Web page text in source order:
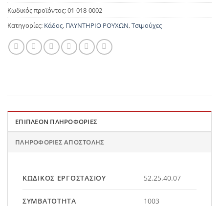
Κωδικός προϊόντος:01-018-0002
Κατηγορίες: Κάδος, ΠΛΥΝΤΗΡΙΟ ΡΟΥΧΩΝ,Τσιμούχες
ΕΠΙΠΛΈΟΝ ΠΛΗΡΟΦΟΡΊΕΣ
ΠΛΗΡΟΦΟΡΊΕΣ ΑΠΟΣΤΟΛΉΣ
ΚΩΔΙΚΌΣ ΕΡΓΟΣΤΑΣΊΟΥ 52.25.40.07
ΣΥΜΒΑΤΌΤΗΤΑ 1003